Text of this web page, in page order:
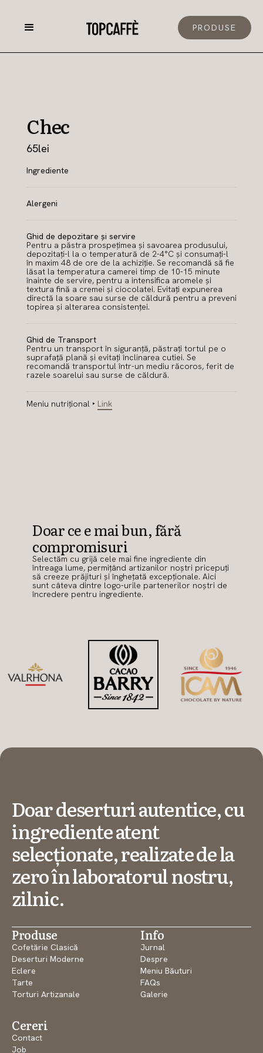
PRODUSE
Chec
65lei
Ingrediente
Alergeni
Ghid de depozitare și servire
Pentru a păstra prospețimea și savoarea produsului,
depozitați-l la o temperatură de 2-4°C și consumați-l
în maxim 48 de ore de la achiziție. Se recomandă să fie
lăsat la temperatura camerei timp de 10-15 minute
înainte de servire, pentru a intensifica aromele și
textura fină a cremei și ciocolatei. Evitați expunerea
directă la soare sau surse de căldură pentru a preveni
topirea și alterarea consistenței.
Ghid de Transport
Pentru un transport în siguranță, păstrați tortul pe o
suprafață plană și evitați înclinarea cutiei. Se
recomandă transportul într-un mediu răcoros, ferit de
razele soarelui sau surse de căldură.
Meniu nutrițional ‣ Link
Doar ce e mai bun, fără
compromisuri
Selectăm cu grijă cele mai fine ingrediente din
întreaga lume, permițând artizanilor noștri pricepuți
să creeze prăjituri și înghețată excepționale. Aici
sunt câteva dintre logo-urile partenerilor noștri de
încredere pentru ingrediente.
Doar deserturi autentice, cu
ingrediente atent
selecționate, realizate de la
zero în laboratorul nostru,
zilnic.
Produse
Cofetărie Clasică
Deserturi Moderne
Eclere
Tarte
Torturi Artizanale
Info
Jurnal
Despre
Meniu Băuturi
FAQs
Galerie
Cereri
Contact
Job